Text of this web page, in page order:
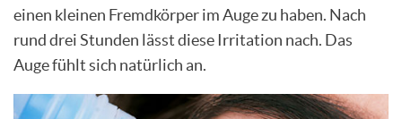
einen kleinen Fremdkörper im Auge zu haben. Nach
rund drei Stunden lässt diese Irritation nach. Das
Auge fühlt sich natürlich an.